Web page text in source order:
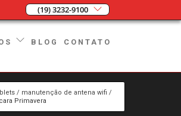
(19) 3232-9100
BLOG CONTATO
manutenção de antena wifi
Primavera